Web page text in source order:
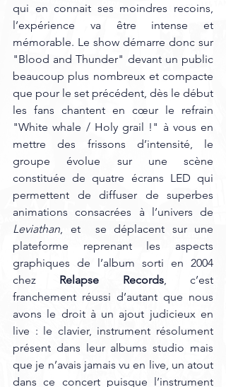
qui en connait ses moindres recoins,
l’expérience va être intense et
mémorable. Le show démarre donc sur
"Blood and Thunder" devant un public
beaucoup plus nombreux et compacte
que pour le set précédent, dès le début
les fans chantent en cœur le refrain
"White whale / Holy grail !" à vous en
mettre des frissons d’intensité, le
groupe évolue sur une scène
constituée de quatre écrans LED qui
permettent de diffuser de superbes
Leviathan , et  se déplacent sur une
plateforme reprenant les aspects
graphiques de l’album sorti en 2004
chez Relapse Records, c’est
franchement réussi d’autant que nous
avons le droit à un ajout judicieux en
live : le clavier, instrument résolument
présent dans leur albums studio mais
que je n’avais jamais vu en live, un atout
dans ce concert puisque l’instrument